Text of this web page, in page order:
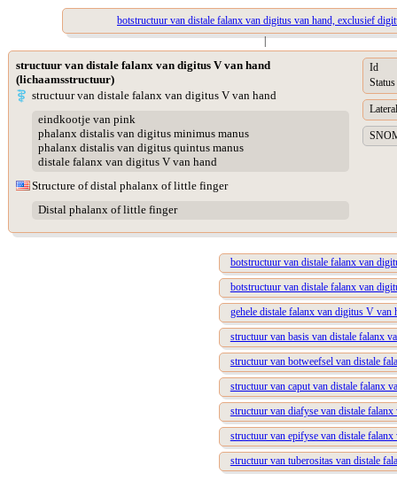
botstructuur van distale falanx van digitus van hand, exclusief
|
structuur van distale falanx van digitus V van hand
(lichaamsstructuur)
structuur van distale falanx van digitus V van hand
eindkootje van pink
phalanx distalis van digitus minimus manus
phalanx distalis van digitus quintus manus
distale falanx van digitus V van hand
Structure of distal phalanx of little finger
Distal phalanx of little finger
Id
Status
botstructuur van distale falanx van
botstructuur van distale falanx van
gehele distale falanx van digitus V van
structuur van basis van distale falanx
structuur van botweefsel van distale
structuur van caput van distale falanx
structuur van diafyse van distale
structuur van epifyse van distale
structuur van tuberositas van distale